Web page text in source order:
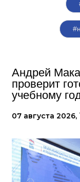
Андрей
проверит
учебному
07 августа 2026,